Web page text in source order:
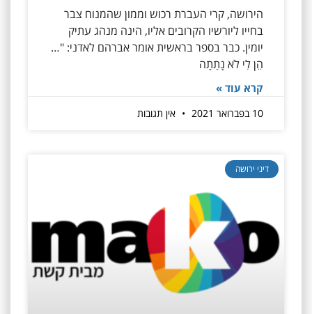
הירושה, קרי העברת רכוש וממון שהמנוח צבר
בחייו ליורשיו הקרובים אליו, הינה מנהג עתיק
יומין. כבר בספר בראשית אומר אברהם לאדני: "…
הֵן לִי לֹא נָתַתָה
קרא עוד »
10 בפברואר 2021 אין תגובות
דיני ירושה